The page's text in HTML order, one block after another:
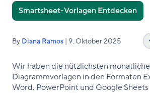
Smartsheet-Vorlagen Entdecken
By Diana Ramos | 9. Oktober 2025
Wir haben die nützlichsten
Diagrammvorlagen in den Formaten
Word, PowerPoint und Google Sheets